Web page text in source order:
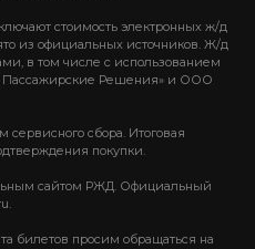
стоимость электронных ж/д
из официальных источников. Ж/д
в том числе с использованием
Решения» и ООО
сервисного сбора. Итоговая
покупки.
сайтом РЖД. Официальный
билетов просим обращаться на